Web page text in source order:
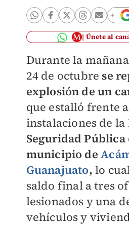
Únete al
Durante la
24 de octubre se
explosión de un
que estalló frente
instalaciones de la
Seguridad Pública
municipio de
Guanajuato, lo
saldo final a tres
lesionados y una
vehículos y